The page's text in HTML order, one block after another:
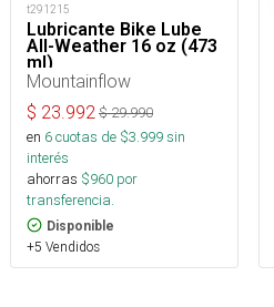
t291215
Lubricante Bike Lube
All-Weather 16 oz (473
ml)
Mountainflow
$ 23.992 $29.990
en 6cuotas de $3.999sin
interés
ahorras $960 por
transferencia.
Disponible
+5 Vendidos